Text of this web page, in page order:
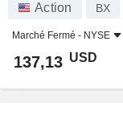
Action BX
Marché Fermé - NYSE
137,13 USD